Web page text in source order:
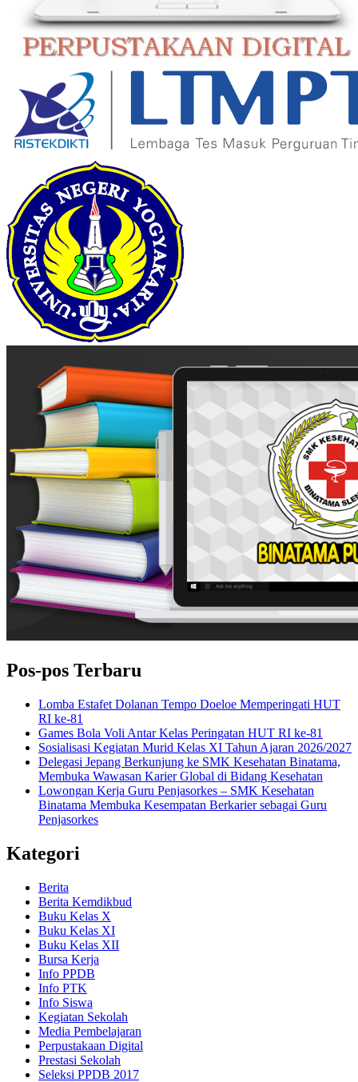
Pos-pos Terbaru
Lomba Estafet Dolanan Tempo Doeloe Memperingati HUT
RI ke-81
Games Bola Voli Antar Kelas Peringatan HUT RI ke-81
Sosialisasi Kegiatan Murid Kelas XI Tahun Ajaran 2026/2027
Delegasi Jepang Berkunjung ke SMK Kesehatan Binatama,
Membuka Wawasan Karier Global di Bidang Kesehatan
Lowongan Kerja Guru Penjasorkes – SMK Kesehatan
Binatama Membuka Kesempatan Berkarier sebagai Guru
Penjasorkes
Kategori
Berita
Berita Kemdikbud
Buku Kelas X
Buku Kelas XI
Buku Kelas XII
Bursa Kerja
Info PPDB
Info PTK
Info Siswa
Kegiatan Sekolah
Media Pembelajaran
Perpustakaan Digital
Prestasi Sekolah
Seleksi PPDB 2017